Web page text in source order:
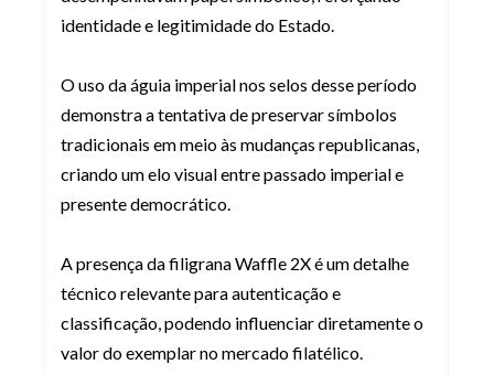
identidade e legitimidade do Estado.
O uso da águia imperial nos selos desse período
demonstra a tentativa de preservar símbolos
tradicionais em meio às mudanças republicanas,
criando um elo visual entre passado imperial e
presente democrático.
A presença da filigrana Waffle 2X é um detalhe
técnico relevante para autenticação e
classificação, podendo influenciar diretamente o
valor do exemplar no mercado filatélico.